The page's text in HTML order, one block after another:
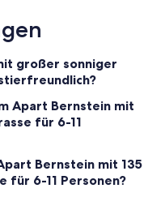
großer sonniger
Apart Bernstein mit
für 6-11
Bernstein mit 135
für 6-11 Personen?